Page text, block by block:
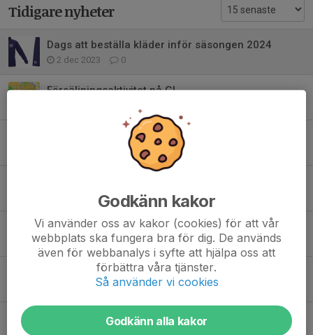
Tidigare nyheter
Dags att beställa kläder inför säsongen 2024
2 dec 2023 0
Försäljningsaktivitet på G!
Nu finns nya EIF kläder på Stadium Team Sales
29 jun 2022 0
EIF-strumpor i lager
28 jun 2022 0
Kläder 2022
15 jun 2022 0
Enebybergs IF P12-säsongen 2022
Godkänn kakor
Vi använder oss av kakor (cookies) för att vår
webbplats ska fungera bra för dig. De används
även för webbanalys i syfte att hjälpa oss att
förbättra våra tjänster.
Så använder vi cookies
Godkänn alla kakor